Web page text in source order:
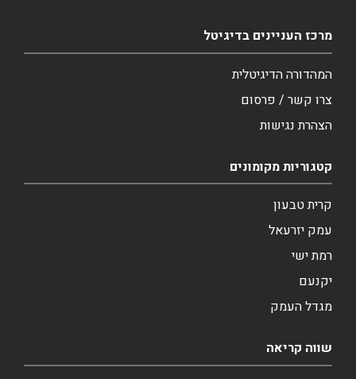
מרכז העניינים בדיגיטל
המהדורה הדיגיטלית
צרו קשר / פרסום
הצהרת נגישות
קטגוריות מקומונים
קרית טבעון
עמק יזרעאל
רמת ישי
יקנעם
מגדל העמק
שווה קריאה